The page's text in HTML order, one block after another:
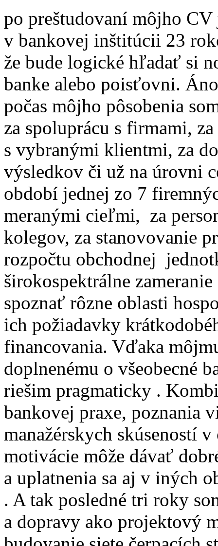
po preštudovaní môjho
v bankovej inštitúcii 23
že bude logické hľadať si
banke alebo poisťovni.
počas môjho pôsobenia
za spoluprácu s firmami,
s vybranými klientmi, za
výsledkov či už na úrovni
období jednej zo 7
meranými cieľmi, za
kolegov, za stanovovanie
rozpočtu obchodnej
širokospektrálne
spoznať rôzne oblasti
ich požiadavky
financovania. Vďaka
doplnenému o všeobecné
riešim pragmaticky .
bankovej praxe, poznania
manažérskych skúseností
motivácie môže dávať
a uplatnenia sa aj v iných
. A tak posledné tri roky
a dopravy ako projektový